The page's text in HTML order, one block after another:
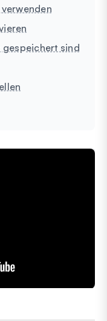
gespeichert sind